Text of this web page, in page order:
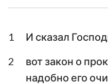
Есфирь
Псалтирь
1
И сказал
2
вот закон о
надобно его